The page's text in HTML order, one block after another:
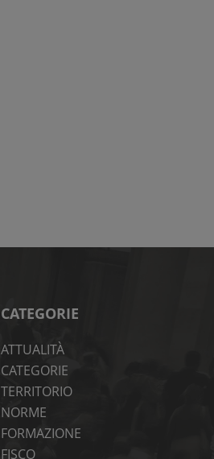
CATEGORIE
ATTUALITÀ
CATEGORIE
TERRITORIO
NORME
FORMAZIONE
FISCO